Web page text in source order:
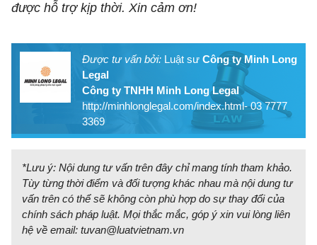
được hỗ trợ kịp thời. Xin cảm ơn!
Được tư vấn bởi: Luật sư Công ty Minh Long
Legal
Công ty TNHH Minh Long Legal
http://minhlonglegal.com/index.html- 03 7777
3369
*Lưu ý: Nội dung tư vấn trên đây chỉ mang tính tham khảo.
Tùy từng thời điểm và đối tượng khác nhau mà nội dung tư
vấn trên có thể sẽ không còn phù hợp do sự thay đổi của
chính sách pháp luật. Mọi thắc mắc, góp ý xin vui lòng liên
hệ về email: tuvan@luatvietnam.vn